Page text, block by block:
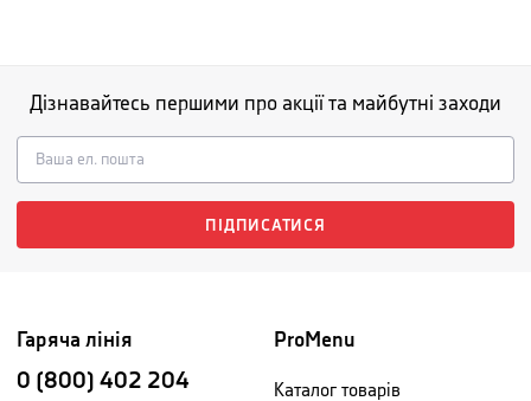
Дізнавайтесь першими про акції та майбутні заходи
ПІДПИСАТИСЯ
Гаряча лінія
0 (800) 402 204
ProMenu
Каталог товарів